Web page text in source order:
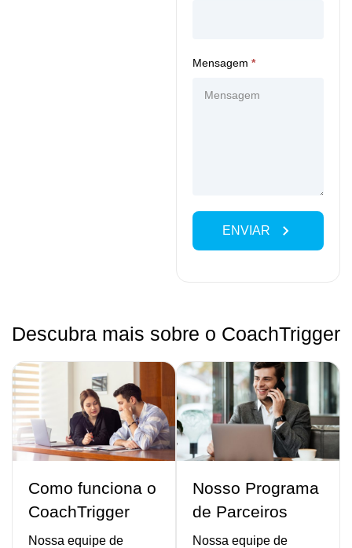
Mensagem *
Descubra mais sobre o CoachTrigger
Como funciona o
CoachTrigger
Nossa equipe de
Nosso Programa
de Parceiros
Nossa equipe de